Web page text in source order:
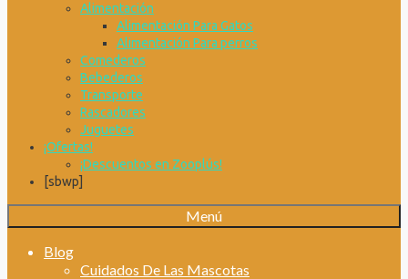
Alimentación
Alimentación Para Gatos
Alimentación Para perros
Comederos
Bebederos
Transporte
Rascadores
Juguetes
¡Ofertas!
¡Descuentos en Zooplús!
[sbwp]
Menú
Blog
Cuidados De Las Mascotas